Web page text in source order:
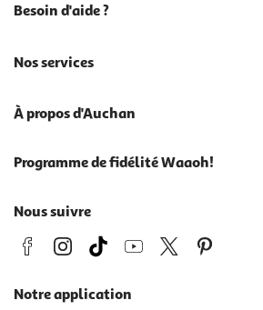
Besoin d'aide ?
Nos services
À propos d'Auchan
Programme de fidélité Waaoh!
Nous suivre
Notre application